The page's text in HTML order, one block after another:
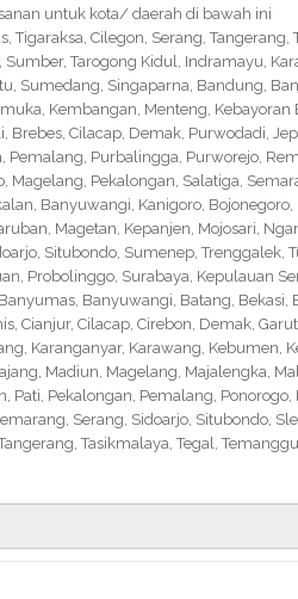
untuk kota/ daerah di bawah ini
Tigaraksa, Cilegon, Serang,
Sumber, Tarogong Kidul, Indramayu,
Sumedang, Singaparna, Bandung,
Kembangan, Menteng, Kebayoran
Brebes, Cilacap, Demak, Purwodadi,
Pemalang, Purbalingga, Purworejo,
Magelang, Pekalongan, Salatiga,
Banyuwangi, Kanigoro,
Magetan, Kepanjen, Mojosari,
Situbondo, Sumenep, Trenggalek,
Probolinggo, Surabaya, Kepulauan
Banyuwangi, Batang, Bekasi,
Cianjur, Cilacap, Cirebon, Demak,
Karanganyar, Karawang, Kebumen,
Madiun, Magelang, Majalengka,
Pati, Pekalongan, Pemalang,
Serang, Sidoarjo, Situbondo,
Tasikmalaya, Tegal,